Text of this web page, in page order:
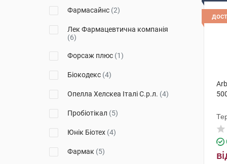
Фармасайнс (2)
Лек Фармацевтична компанія
(6)
Форсаж плюс (1)
Біокодекс (4)
Опелла Хелскеа Італі С.р.л. (4)
Пробіотікал (5)
Юнік Біотех (4)
Фармак (5)